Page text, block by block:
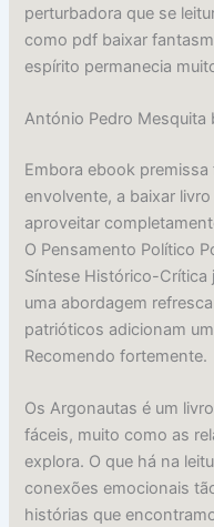
perturbadora que se
como pdf baixar
espírito permanecia
António Pedro Mesquita
Embora ebook
envolvente, a baixar
aproveitar
O Pensamento Político
Síntese Histórico-Crítica
uma abordagem
patrióticos adicionam
Recomendo fortemente.
Os Argonautas é um
fáceis, muito como as
explora. O que há na
conexões emocionais
histórias que